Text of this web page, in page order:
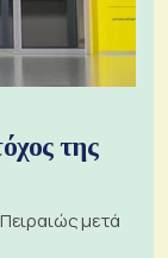
της
μετά